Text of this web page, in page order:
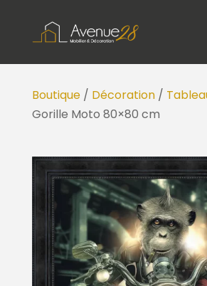
Boutique/ Décoration/
Gorille Moto 80×80 cm